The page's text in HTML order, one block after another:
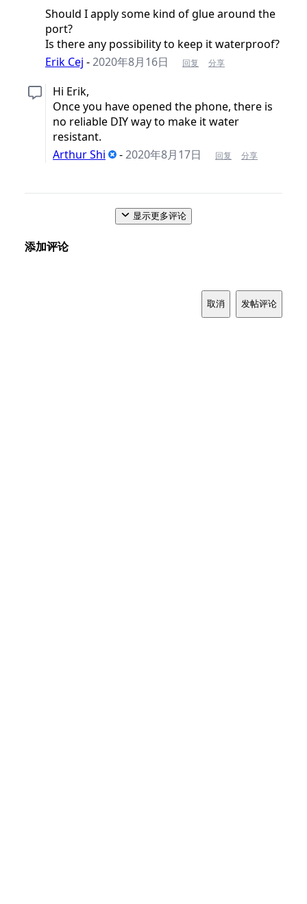
Should I apply some kind of glue around the
port?
Is there any possibility to keep it waterproof?
Erik Cej -2020年8月16日 回复 分享
Hi Erik,
Once you have opened the phone, there is
no reliable DIY way to make it water
resistant.
Arthur Shi
-2020年8月17日 回复 分享
显示更多评论
添加评论
取消 发帖评论